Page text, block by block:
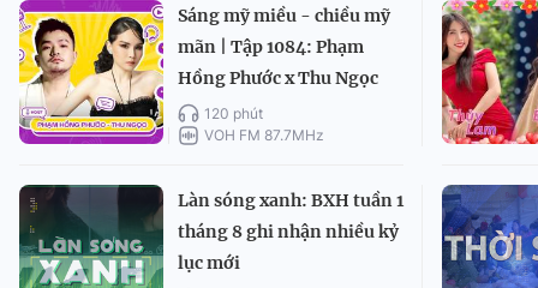
Sáng mỹ miều - chiều mỹ
mãn | Tập 1084: Phạm
Hồng Phước x Thu Ngọc
120 phút
VOH FM 87.7MHz
Làn sóng xanh: BXH tuần 1
tháng 8 ghi nhận nhiều kỷ
lục mới